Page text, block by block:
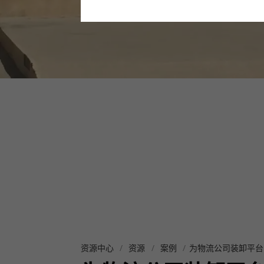
资源中心 资源 案例 为物流公司装卸平